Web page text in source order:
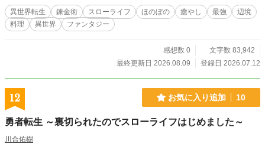
異世界転生 錬金術 スローライフ ほのぼの 癒やし 最強
辺境
料理
異世界 ファンタジー
感想数 0
文字数 83,942
最終更新日 2026.08.09
登録日 2026.07.12
12 お気に入り追加 10
勇者転生 ～裏切られたのでスローライフはじめました～
川合佑樹